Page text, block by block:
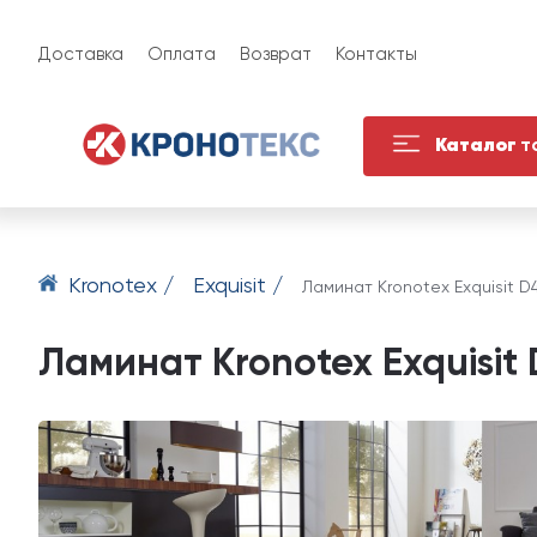
Доставка Оплата Возврат Контакты
Каталог
Kronotex / Exquisit / Ламинат Kronotex Exquisit
Ламинат Kronotex Exquisit